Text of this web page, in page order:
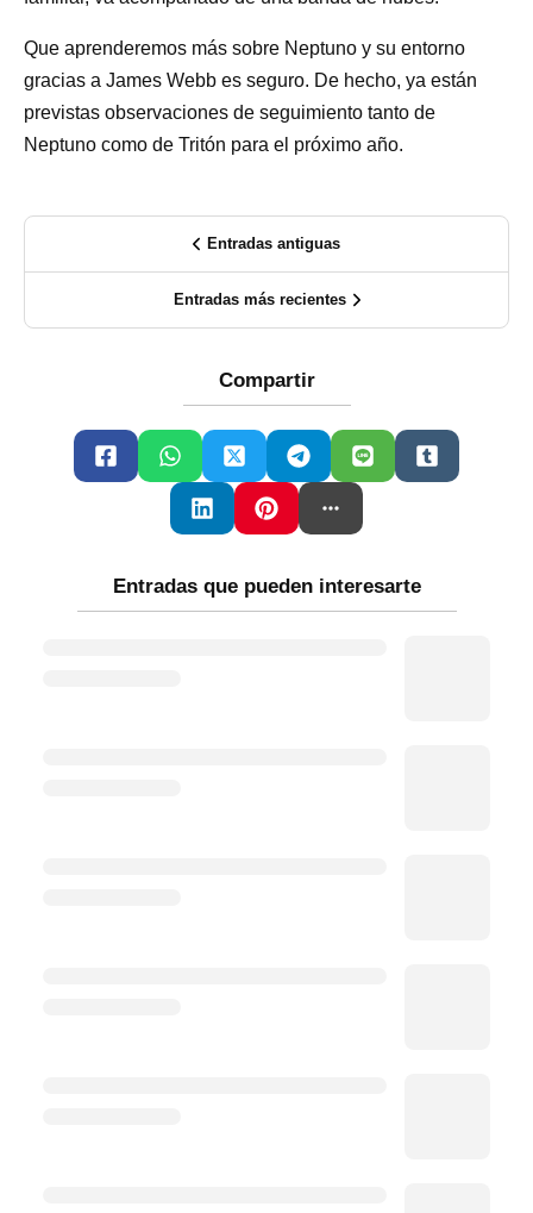
Que aprenderemos más sobre Neptuno y su entorno
gracias a James Webb es seguro. De hecho, ya están
previstas observaciones de seguimiento tanto de
Neptuno como de Tritón para el próximo año.
Entradas antiguas
Entradas más recientes
Compartir
Entradas que pueden interesarte